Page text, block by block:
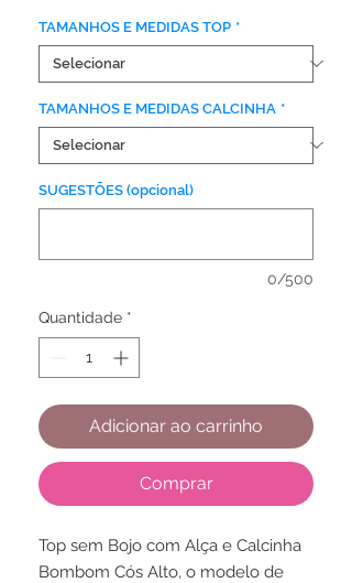
TAMANHOS E MEDIDAS TOP *
TAMANHOS E MEDIDAS CALCINHA *
SUGESTÕES (opcional)
0/500
Quantidade *
Adicionar ao carrinho
Comprar
Top sem Bojo com Alça e Calcinha
Bombom Cós Alto, o modelo de